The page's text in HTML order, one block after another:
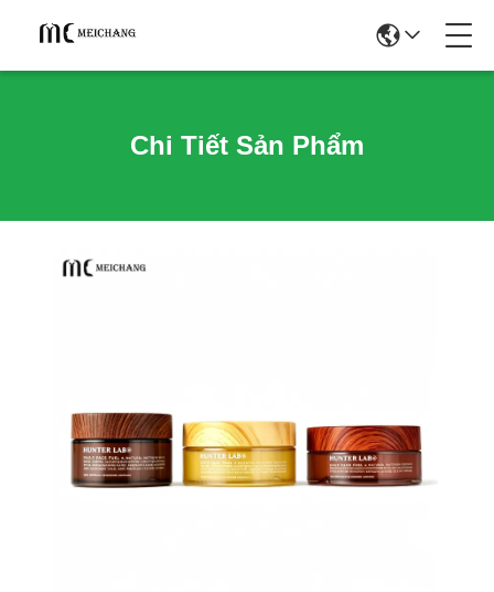
Chi Tiết Sản Phẩm